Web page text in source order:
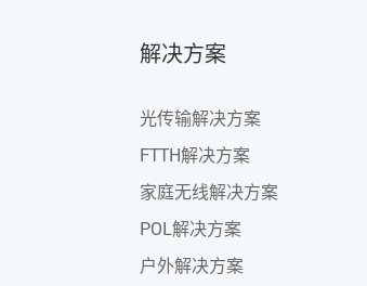
解决方案
光传输解决方案
FTTH解决方案
家庭无线解决方案
POL解决方案
户外解决方案